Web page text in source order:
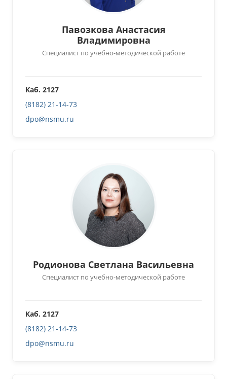
Павозкова Анастасия
Владимировна
Специалист по учебно-методической работе
Каб. 2127
(8182) 21-14-73
dpo@nsmu.ru
Родионова Светлана Васильевна
Специалист по учебно-методической работе
Каб. 2127
(8182) 21-14-73
dpo@nsmu.ru